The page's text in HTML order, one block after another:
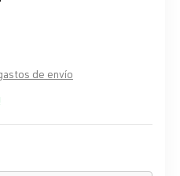
de envío